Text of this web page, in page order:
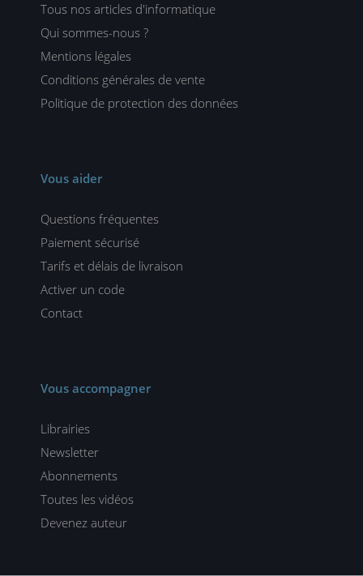
Tous nos articles d'informatique
Qui sommes-nous ?
Mentions légales
Conditions générales de vente
Politique de protection des données
Vous aider
Questions fréquentes
Paiement sécurisé
Tarifs et délais de livraison
Activer un code
Contact
Vous accompagner
Librairies
Newsletter
Abonnements
Toutes les vidéos
Devenez auteur